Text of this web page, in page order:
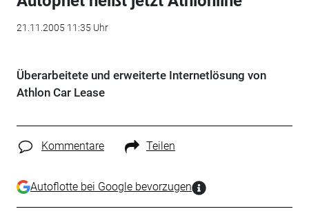
21.11.2005 11:35 Uhr
Überarbeitete und erweiterte Internetlösung von
Athlon Car Lease
Kommentare Teilen
Autoflotte bei Google bevorzugen